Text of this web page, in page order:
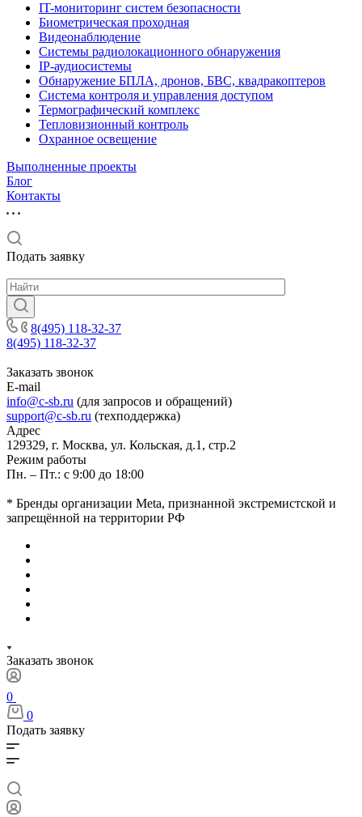
IT-мониторинг систем безопасности
Биометрическая проходная
Видеонаблюдение
Системы радиолокационного обнаружения
IP-аудиосистемы
Обнаружение БПЛА, дронов, БВС, квадракоптеров
Система контроля и управления доступом
Термографический комплекс
Тепловизионный контроль
Охранное освещение
Выполненные проекты
Блог
Контакты
Подать заявку
8(495) 118-32-37
8(495) 118-32-37
Заказать звонок
E-mail
info@c-sb.ru (для запросов и обращений)
support@c-sb.ru (техподдержка)
Адрес
129329, г. Москва, ул. Кольская, д.1, стр.2
Режим работы
Пн. – Пт.: с 9:00 до 18:00
* Бренды организации Meta, признанной экстремистской и
запрещённой на территории РФ
Заказать звонок
0
0
Подать заявку